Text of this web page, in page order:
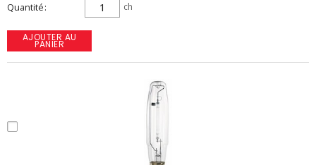
Quantité ch
AJOUTER AU
PANIER